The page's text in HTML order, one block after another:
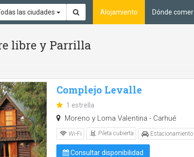
las ciudades Alojamiento Dónde comer
libre y Parrilla
Complejo Levalle
1 estrella
Moreno y Loma Valentina - Carhué
Wi-Fi Pileta cubierta Estacionamiento
Consultar disponibilidad